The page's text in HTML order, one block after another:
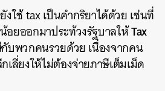
งใช้taxเป็นคำกริยาได้ด้วย เช่นที่
อยออกมาประท้วงรัฐบาลให้Tax
บพวกคนรวยด้วย เนื่องจากคน
ลี่ยงให้ไม่ต้องจ่ายภาษีเต็มเม็ด